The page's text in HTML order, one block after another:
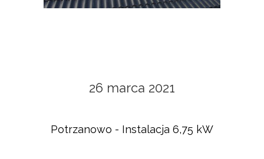
Potrzanowo - Instalacja 6,75 kW
26 marca 2021